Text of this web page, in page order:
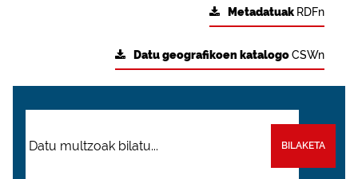
Metadatuak RDFn
Datu geografikoen katalogoCSWn
BILAKETA